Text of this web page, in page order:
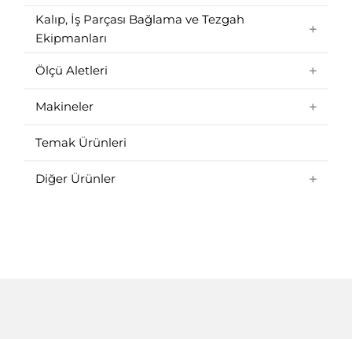
Kalıp, İş Parçası Bağlama ve Tezgah
Ekipmanları
Ölçü Aletleri
Makineler
Temak Ürünleri
Diğer Ürünler